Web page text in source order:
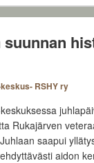
suunnan
RSHY ry
Rukajärven
saapui
aidon